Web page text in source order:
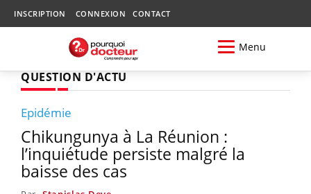
INSCRIPTION CONNEXION CONTACT
Menu
QUESTION D'ACTU
Epidémie
Chikungunya à La Réunion :
l’inquiétude persiste malgré la
baisse des cas